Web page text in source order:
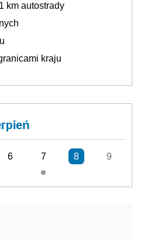
km autostrady
kraju
6 7 8 9